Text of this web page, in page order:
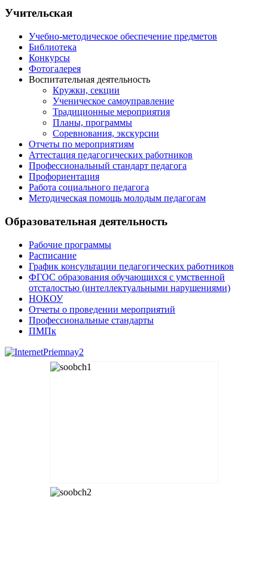
Учительская
Учебно-методическое обеспечение предметов
Библиотека
Конкурсы
Фотогалерея
Воспитательная деятельность
Кружки, секции
Ученическое самоуправление
Традиционные мероприятия
Планы, программы
Соревнования, экскурсии
Отчеты по мероприятиям
Аттестация педагогических работников
Профессиональный стандарт педагога
Профориентация
Работа социального педагога
Методическая помощь молодым педагогам
Образовательная деятельность
Рабочие программы
Расписание
График консультации педагогических работников
ФГОС образования обучающихся с умственной
отсталостью (интеллектуальными нарушениями)
НОКОУ
Отчеты о проведении мероприятий
Профессиональные стандарты
ПМПк